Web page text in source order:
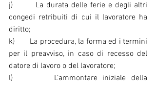
j)        La durata delle ferie e degli altri
congedi retribuiti di cui il lavoratore ha
diritto;
k)       La procedura, la forma ed i termini
per il preavviso, in caso di recesso del
datore di lavoro o del lavoratore;
l)        L’ammontare iniziale della